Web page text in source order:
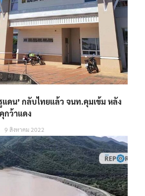
แดน’ กลับไทยแล้ว จนท.คุมเข้ม หลัง
กว้าแดง
9 สิงหาคม 2022